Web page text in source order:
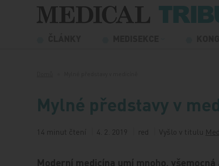
Přeskočit na obsah
Mylné představy v
14 minut čtení 4. 2. 2019 red Vyšlo v titulu
Moderní medicína umí mnoho,